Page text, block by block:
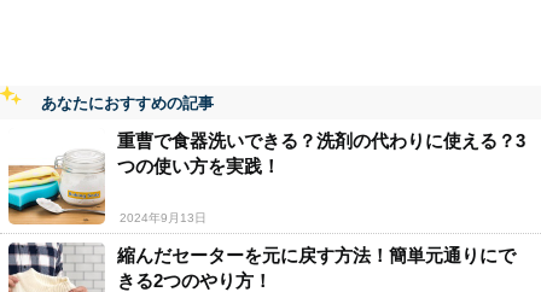
あなたにおすすめの記事
重曹で食器洗いできる？洗剤の代わりに使える？3
つの使い方を実践！
2024年9月13日
縮んだセーターを元に戻す方法！簡単元通りにで
きる2つのやり方！